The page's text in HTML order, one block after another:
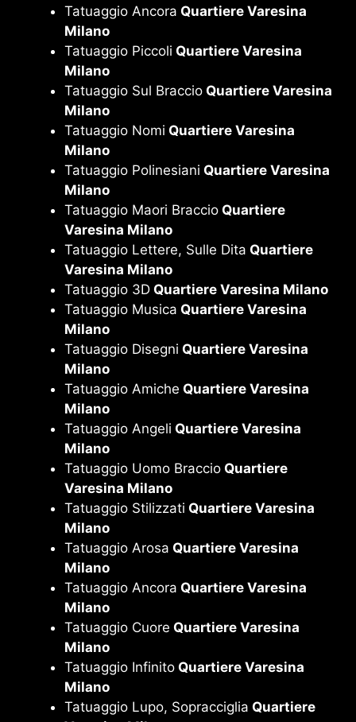
Tatuaggio Ancora Quartiere Varesina
Milano
Tatuaggio Piccoli Quartiere Varesina
Milano
Tatuaggio Sul Braccio Quartiere Varesina
Milano
Tatuaggio Nomi Quartiere Varesina
Milano
Tatuaggio Polinesiani Quartiere Varesina
Milano
Tatuaggio Maori Braccio Quartiere
Varesina Milano
Tatuaggio Lettere, Sulle Dita Quartiere
Varesina Milano
Tatuaggio 3D Quartiere Varesina Milano
Tatuaggio Musica Quartiere Varesina
Milano
Tatuaggio Disegni Quartiere Varesina
Milano
Tatuaggio Amiche Quartiere Varesina
Milano
Tatuaggio Angeli Quartiere Varesina
Milano
Tatuaggio Uomo Braccio Quartiere
Varesina Milano
Tatuaggio Stilizzati Quartiere Varesina
Milano
Tatuaggio Arosa Quartiere Varesina
Milano
Tatuaggio Ancora Quartiere Varesina
Milano
Tatuaggio Cuore Quartiere Varesina
Milano
Tatuaggio Infinito Quartiere Varesina
Milano
Tatuaggio Lupo, Sopracciglia Quartiere